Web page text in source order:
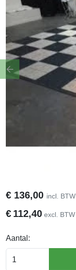
Previous
€ 136,00 incl. BTW
€ 112,40 excl. BTW
Aantal: